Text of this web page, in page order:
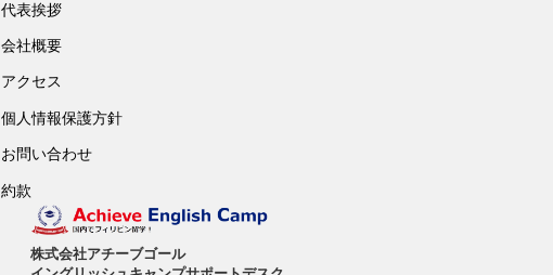
代表挨拶
会社概要
アクセス
個人情報保護方針
お問い合わせ
約款
株式会社アチーブゴール